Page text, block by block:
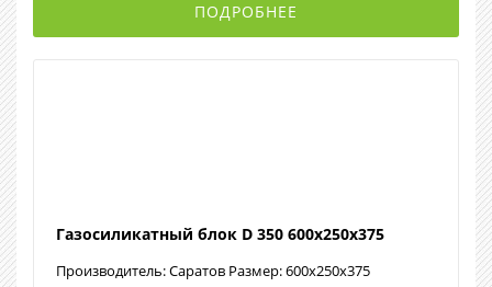
ПОДРОБНЕЕ
Газосиликатный блок D 350 600х250х375
Производитель: Саратов Размер: 600х250х375